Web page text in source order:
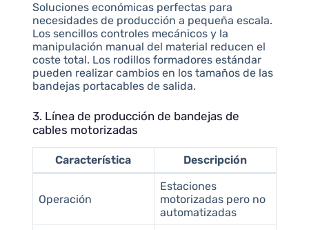
Soluciones económicas perfectas para
necesidades de producción a pequeña escala.
Los sencillos controles mecánicos y la
manipulación manual del material reducen el
coste total. Los rodillos formadores estándar
pueden realizar cambios en los tamaños de las
bandejas portacables de salida.
3. Línea de producción de bandejas de
cables motorizadas
Característica Descripción
Operación
Estaciones
motorizadas pero no
automatizadas